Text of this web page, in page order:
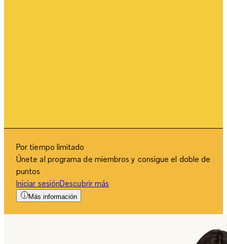
Por tiempo limitado
Únete al programa de miembros y consigue el doble de
puntos
Iniciar sesiónDescubrir más
Más información